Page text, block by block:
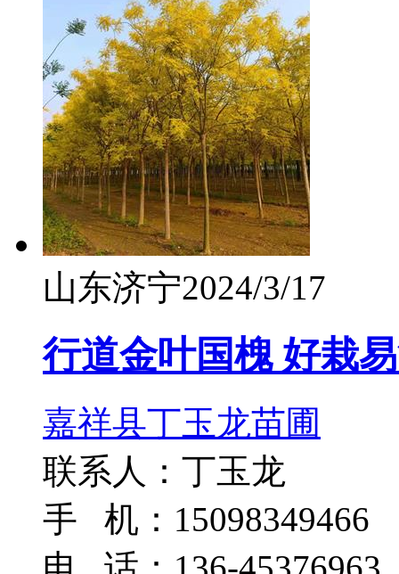
山东济宁2024/3/17
行道金叶国槐 好栽
嘉祥县丁玉龙苗圃
联系人：丁玉龙
手 机：15098349466